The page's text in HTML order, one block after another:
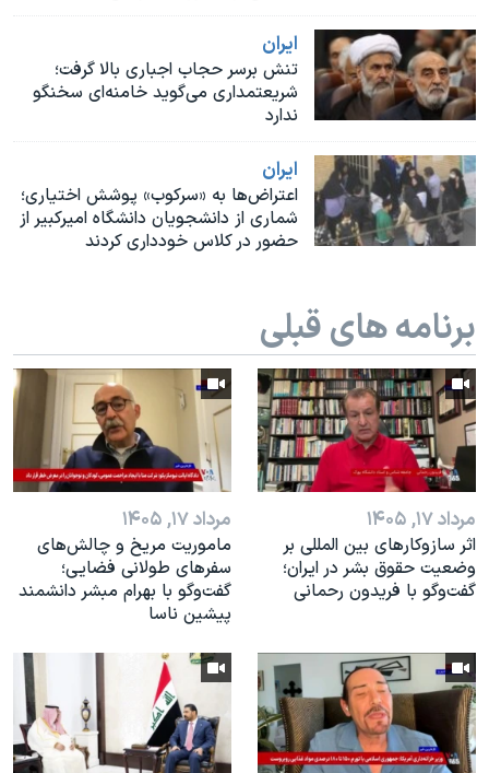
سفر پرزیدنت ترامپ به چین
ايران
تنش برسر حجاب اجباری بالا گرفت؛
شریعتمداری می‌گوید خامنه‌ای سخنگو
ندارد
ايران
اعتراض‌ها به «سرکوب» پوشش اختیاری؛
شماری از دانشجویان دانشگاه امیرکبیر از
حضور در کلاس خودداری کردند
برنامه های قبلی
مرداد ۱۷, ۱۴۰۵
اثر ساز‌و‌کارهای بین المللی بر
وضعیت حقوق بشر در ایران؛
گفت‌وگو با فریدون رحمانی
مرداد ۱۷, ۱۴۰۵
ماموریت مریخ و چالش‌های
سفرهای طولانی فضایی؛
گفت‌وگو با بهرام مبشر دانشمند
پیشین ناسا